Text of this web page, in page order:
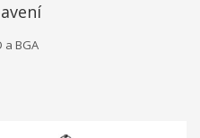
a BGA